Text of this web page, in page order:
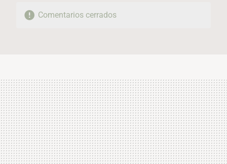
Comentarios cerrados